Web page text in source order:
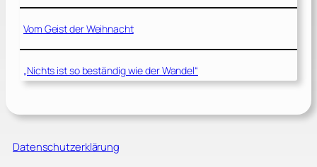
Vom Geist der Weihnacht
„Nichts ist so beständig wie der Wandel“
Datenschutzerklärung